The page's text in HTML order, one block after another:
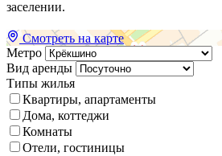
заселении.
Смотреть на карте
Метро
Вид аренды
Типы жилья
Квартиры, апартаменты
Дома, коттеджи
Комнаты
Отели, гостиницы